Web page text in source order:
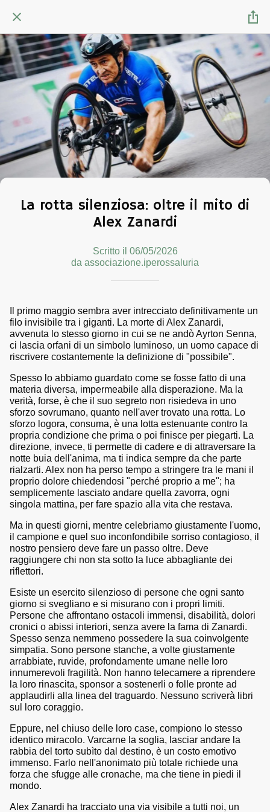
La rotta silenziosa: oltre il mito di
Alex Zanardi
Scritto il 06/05/2026
da associazione.iperossaluria
Il primo maggio sembra aver intrecciato definitivamente un
filo invisibile tra i giganti. La morte di Alex Zanardi,
avvenuta lo stesso giorno in cui se ne andò Ayrton Senna,
ci lascia orfani di un simbolo luminoso, un uomo capace di
riscrivere costantemente la definizione di "possibile".
Spesso lo abbiamo guardato come se fosse fatto di una
materia diversa, impermeabile alla disperazione. Ma la
verità, forse, è che il suo segreto non risiedeva in uno
sforzo sovrumano, quanto nell'aver trovato una rotta. Lo
sforzo logora, consuma, è una lotta estenuante contro la
propria condizione che prima o poi finisce per piegarti. La
direzione, invece, ti permette di cadere e di attraversare la
notte buia dell'anima, ma ti indica sempre da che parte
rialzarti. Alex non ha perso tempo a stringere tra le mani il
proprio dolore chiedendosi "perché proprio a me"; ha
semplicemente lasciato andare quella zavorra, ogni
singola mattina, per fare spazio alla vita che restava.
Ma in questi giorni, mentre celebriamo giustamente l'uomo,
il campione e quel suo inconfondibile sorriso contagioso, il
nostro pensiero deve fare un passo oltre. Deve
raggiungere chi non sta sotto la luce abbagliante dei
riflettori.
Esiste un esercito silenzioso di persone che ogni santo
giorno si svegliano e si misurano con i propri limiti.
Persone che affrontano ostacoli immensi, disabilità, dolori
cronici o abissi interiori, senza avere la fama di Zanardi.
Spesso senza nemmeno possedere la sua coinvolgente
simpatia. Sono persone stanche, a volte giustamente
arrabbiate, ruvide, profondamente umane nelle loro
innumerevoli fragilità. Non hanno telecamere a riprendere
la loro rinascita, sponsor a sostenerli o folle pronte ad
applaudirli alla linea del traguardo. Nessuno scriverà libri
sul loro coraggio.
Eppure, nel chiuso delle loro case, compiono lo stesso
identico miracolo. Varcarne la soglia, lasciar andare la
rabbia del torto subìto dal destino, è un costo emotivo
immenso. Farlo nell'anonimato più totale richiede una
forza che sfugge alle cronache, ma che tiene in piedi il
mondo.
Alex Zanardi ha tracciato una via visibile a tutti noi, un